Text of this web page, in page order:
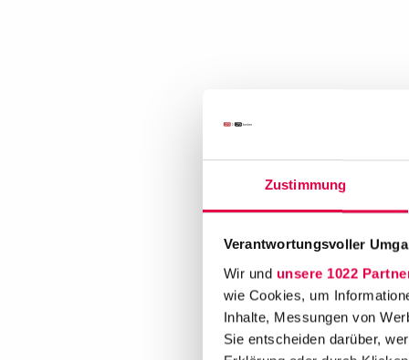
Zustimmung
Verantwortungsvoller
Wir und unsere 1022
wie Cookies, um
Inhalte, Messungen von
Sie entscheiden darüber,